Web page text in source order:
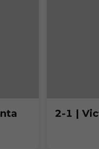
2-1 |